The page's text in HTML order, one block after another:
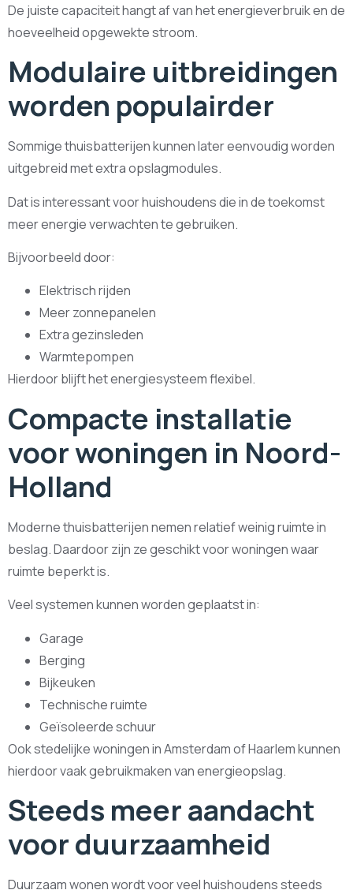
De juiste capaciteit hangt af van het energieverbruik en de
hoeveelheid opgewekte stroom.
Modulaire uitbreidingen
worden populairder
Sommige thuisbatterijen kunnen later eenvoudig worden
uitgebreid met extra opslagmodules.
Dat is interessant voor huishoudens die in de toekomst
meer energie verwachten te gebruiken.
Bijvoorbeeld door:
Elektrisch rijden
Meer zonnepanelen
Extra gezinsleden
Warmtepompen
Hierdoor blijft het energiesysteem flexibel.
Compacte installatie
voor woningen in Noord-
Holland
Moderne thuisbatterijen nemen relatief weinig ruimte in
beslag. Daardoor zijn ze geschikt voor woningen waar
ruimte beperkt is.
Veel systemen kunnen worden geplaatst in:
Garage
Berging
Bijkeuken
Technische ruimte
Geïsoleerde schuur
Ook stedelijke woningen in Amsterdam of Haarlem kunnen
hierdoor vaak gebruikmaken van energieopslag.
Steeds meer aandacht
voor duurzaamheid
Duurzaam wonen wordt voor veel huishoudens steeds